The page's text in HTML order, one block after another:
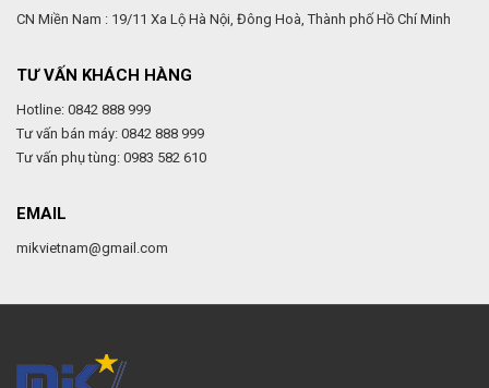
CN Miền Nam : 19/11 Xa Lộ Hà Nội, Đông Hoà, Thành phố Hồ Chí Minh
TƯ VẤN KHÁCH HÀNG
Hotline: 0842 888 999
Tư vấn bán máy: 0842 888 999
Tư vấn phụ tùng: 0983 582 610
EMAIL
mikvietnam@gmail.com